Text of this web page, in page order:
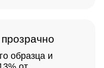
образца и